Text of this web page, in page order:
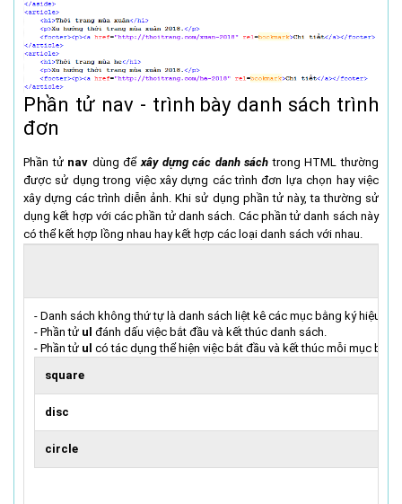
Phần tử nav - trình bày danh sách trình
đơn
Phần tử nav dùng đểxây dựng các danh sách trong HTML thường
được sử dụng trong việc xây dựng các trình đơn lựa chọn hay việc
xây dựng các trình diễn ảnh. Khi sử dụng phần tử này, ta thường sử
dụng kết hợp với các phần tử danh sách. Các phần tử danh sách này
có thể kết hợp lồng nhau hay kết hợp các loại danh sách với nhau.
- Danh sách không thứ tự là danh sách liệt kê các mục bằng ký hiệu
- Phần tử ul đánh dấu việc bắt đầu và kết thúc danh sách.
- Phần tử ul có tác dụng thể hiện việc bắt đầu và kết thúc mỗi mục
square
disc
circle